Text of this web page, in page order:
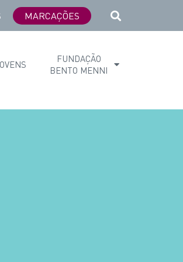
MARCAÇÕES
FUNDAÇÃO
BENTO MENNI